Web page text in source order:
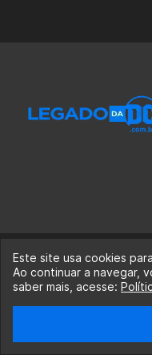
© 2020-2026
Este site usa cookies
Ao continuar a navegar,
saber mais, acesse: